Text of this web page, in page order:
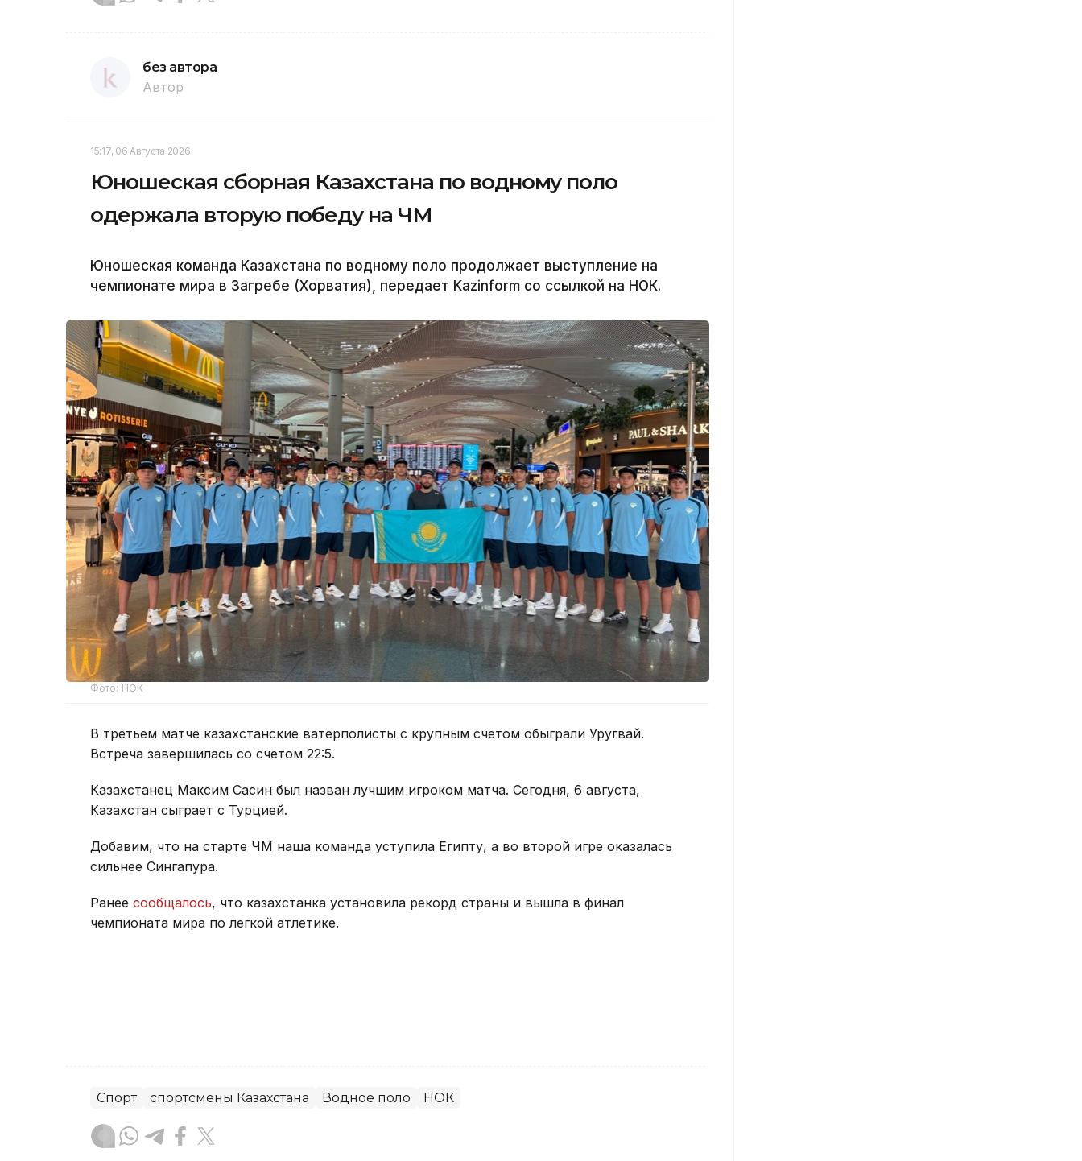
без автора
Автор
15:17, 06 Августа 2026
Юношеская сборная Казахстана по водному поло
одержала вторую победу на ЧМ
Юношеская команда Казахстана по водному поло продолжает выступление на
чемпионате мира в Загребе (Хорватия), передает Kazinform со ссылкой на НОК.
Фото: НОК
В третьем матче казахстанские ватерполисты с крупным счетом обыграли Уругвай.
Встреча завершилась со счетом 22:5.
Казахстанец Максим Сасин был назван лучшим игроком матча. Сегодня, 6 августа,
Казахстан сыграет с Турцией.
Добавим, что на старте ЧМ наша команда уступила Египту, а во второй игре оказалась
сильнее Сингапура.
Ранее сообщалось, что казахстанка установила рекорд страны и вышла в финал
чемпионата мира по легкой атлетике.
Спорт спортсмены Казахстана Водное поло НОК